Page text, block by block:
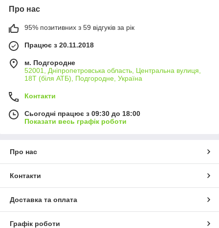
Про нас
95% позитивних з 59 відгуків за рік
Працює з 20.11.2018
м. Подгородне
52001, Дніпропетровська область, Центральна вулиця,
18Т (біля АТБ), Подгородне, Україна
Контакти
Сьогодні працює з 09:30 до 18:00
Показати весь графік роботи
Про нас
Контакти
Доставка та оплата
Графік роботи